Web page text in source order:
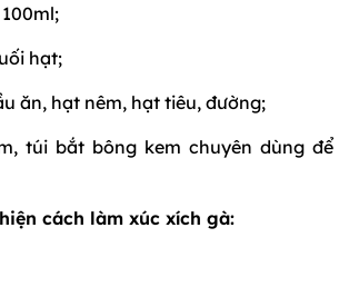
hạt;
ăn, hạt nêm, hạt tiêu, đường;
túi bắt bông kem chuyên dùng để
cách làm xúc xích gà: